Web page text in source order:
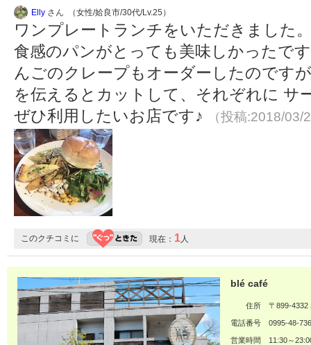
Elly さん （女性/姶良市/30代/Lv.25）
ワンプレートランチをいただきました
食感のパンがとっても美味しかったで
んごのクレープもオーダーしたのです
を伝えるとカットして、それぞれに サ
ぜひ利用したいお店です♪
（投稿:2018/
このクチコミに 現在： 1人
blé café
住所 〒899-
電話番号 0995-48-
営業時間
11:30～